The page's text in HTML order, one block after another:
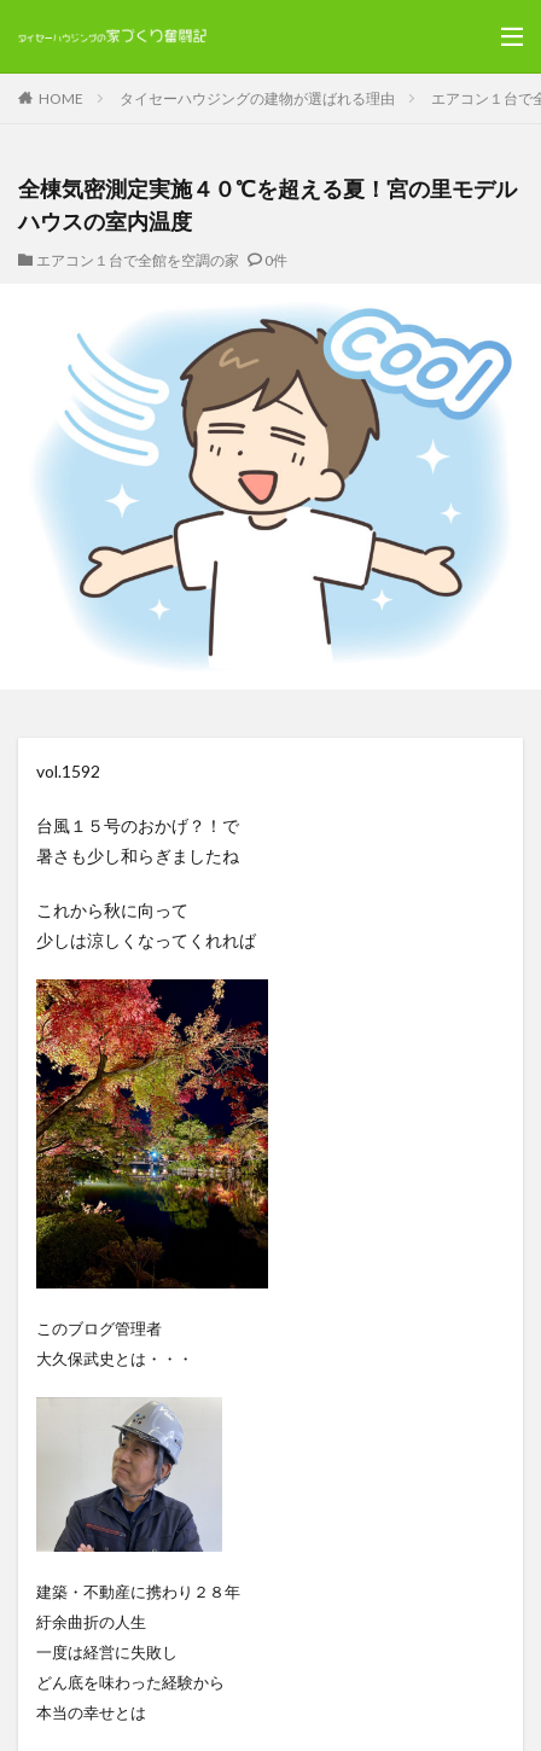
HOME タイセーハウジングの建物が選ばれる理由 エアコン１台で
全棟気密測定実施４０℃を超える夏！宮の里モデル
ハウスの室内温度
エアコン１台で全館を空調の家 0件
vol.1592
台風１５号のおかげ？！で
暑さも少し和らぎましたね
これから秋に向って
少しは涼しくなってくれれば
このブログ管理者
大久保武史とは・・・
建築・不動産に携わり２８年
紆余曲折の人生
一度は経営に失敗し
どん底を味わった経験から
本当の幸せとは